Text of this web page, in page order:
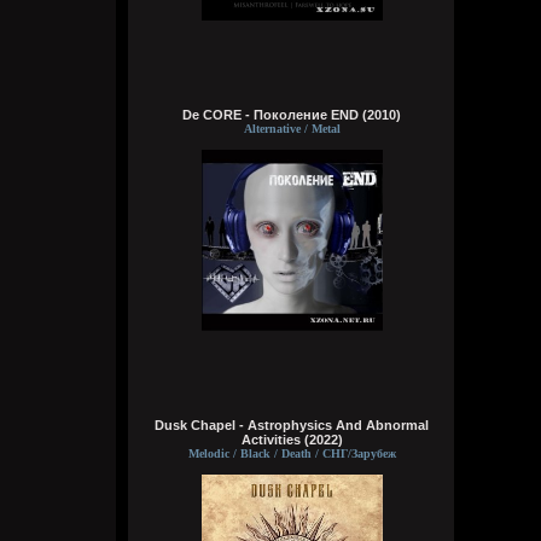
тряпка для спермы
Wirtuozik
Вчера в 05:18:26
Меня пися скоро умрет, эх
Wirtuozik
Вчера в 05:18:08
Опять подчистили меня. Вилкой.
Чистичистичистичистичисти. Вот как
Bestial
4 августа 2026
De CORE - Поколение END (2010)
Alternative / Metal
Dusk Chapel - Astrophysics And Abnormal
Activities (2022)
Melodic / Black / Death / СНГ/Зарубеж